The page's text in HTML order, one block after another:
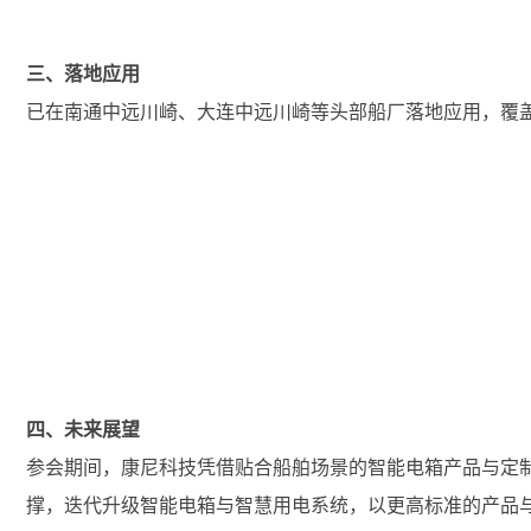
三、落地应用
已在南通中远川崎、大连中远川崎等头部船厂落地应用，
四、未来展望
参会期间，康尼科技凭借贴合船舶场景的智能电箱产品与
撑，迭代升级智能电箱与智慧用电系统，以更高标准的产